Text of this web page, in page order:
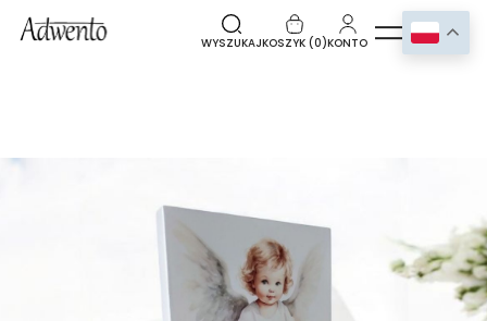
WYSZUKAJKOSZYK (0)KONTO